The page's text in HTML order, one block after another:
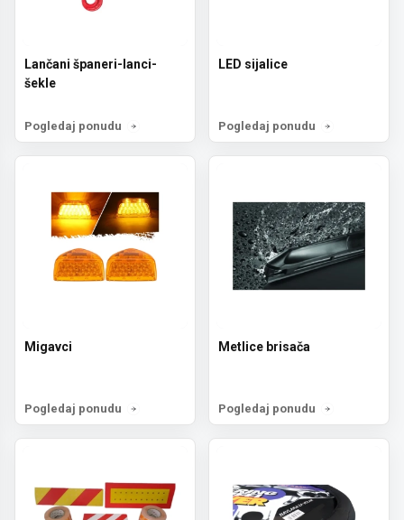
Lančani španeri-lanci-
šekle
Pogledaj ponudu
LED sijalice
Pogledaj ponudu
Migavci
Pogledaj ponudu
Metlice brisača
Pogledaj ponudu